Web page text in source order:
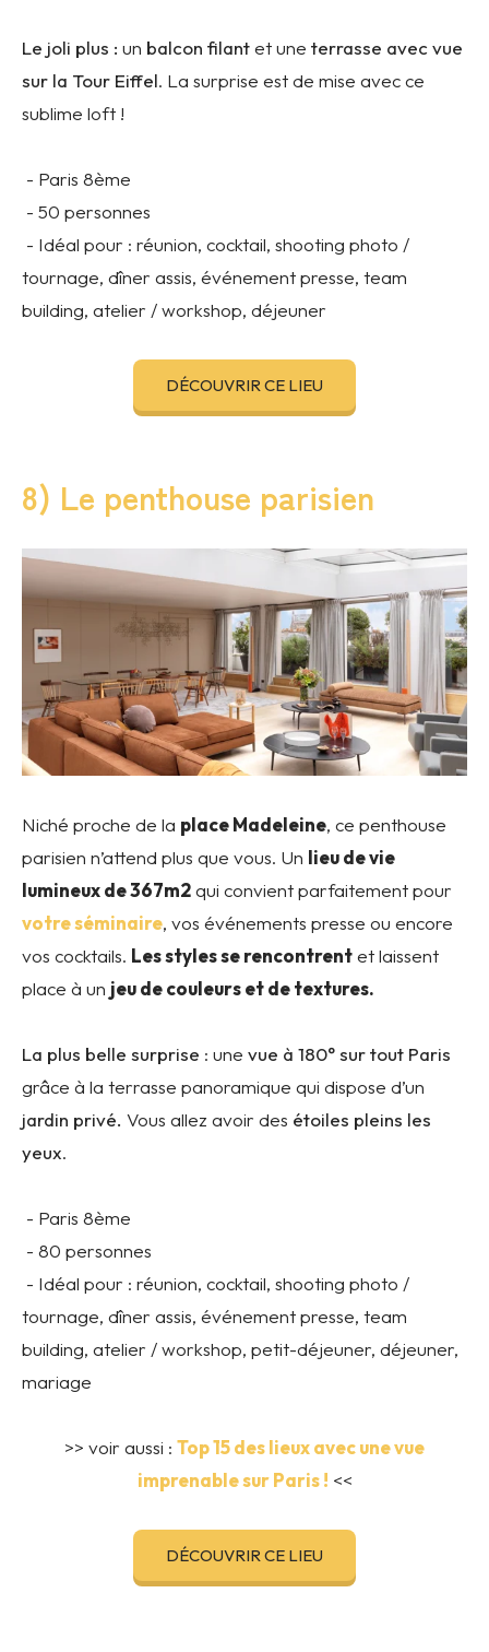
Le joli plus : un balcon filantet une terrasse avec vue
sur la Tour Eiffel. La surprise est de mise avec ce
sublime loft !
- Paris 8ème
- 50 personnes
- Idéal pour : réunion, cocktail, shooting photo /
tournage, dîner assis, événement presse, team
building, atelier / workshop, déjeuner
DÉCOUVRIR CE LIEU
8) Le penthouse parisien
Niché proche de la place Madeleine, ce penthouse
parisien n’attend plus que vous. Un lieu de vie
lumineux de 367m2qui convient parfaitement pour
votre séminaire, vos événements presse ou encore
vos cocktails. Les styles se rencontrentet laissent
place à un jeu de couleurs et de textures.
La plus belle surprise : une vue à 180° sur tout Paris
grâce à la terrasse panoramique qui dispose d’un
jardin privé. Vous allez avoir des étoiles pleins les
yeux.
- Paris 8ème
- 80 personnes
- Idéal pour : réunion, cocktail, shooting photo /
tournage, dîner assis, événement presse, team
building, atelier / workshop, petit-déjeuner, déjeuner,
mariage
>> voir aussi : Top 15 des lieux avec une vue
imprenable sur Paris ! <<
DÉCOUVRIR CE LIEU